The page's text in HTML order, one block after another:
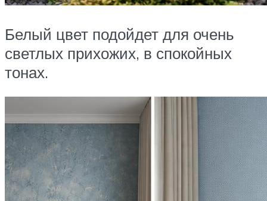
Белый цвет подойдет для очень
светлых прихожих, в спокойных
тонах.